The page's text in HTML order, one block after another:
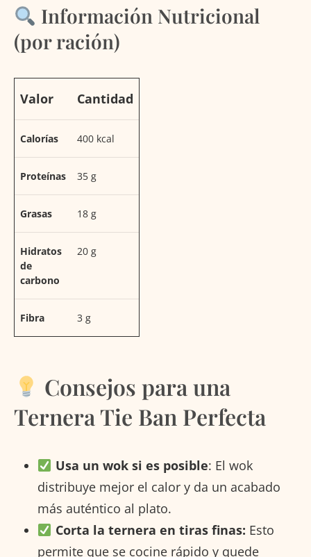
Información Nutricional
(por ración)
Valor Cantidad
Calorías 400 kcal
Proteínas 35 g
Grasas 18 g
Hidratos
de
carbono
20 g
Fibra 3 g
Consejos para una
Ternera Tie Ban Perfecta
Usa un wok si es posible: El wok
distribuye mejor el calor y da un acabado
más auténtico al plato.
Corta la ternera en tiras finas: Esto
permite que se cocine rápido y quede